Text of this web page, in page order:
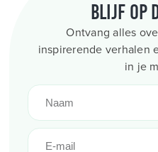
Blijf op
Ontvang alles
inspirerende verhalen
in je